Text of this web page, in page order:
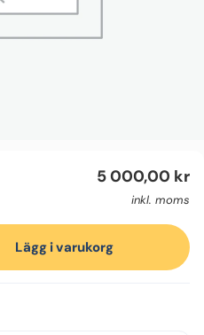
5 000,00 kr
inkl. moms
Lägg i varukorg